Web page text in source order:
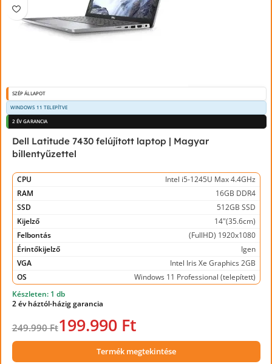
SZÉP ÁLLAPOT
WINDOWS 11 TELEPÍTVE
2 ÉV GARANCIA
Dell Latitude 7430 felújított laptop | Magyar
billentyűzettel
CPU
Intel i5-1245U Max 4.4GHz
RAM
16GB DDR4
SSD
512GB SSD
Kijelző
14"(35.6cm)
Felbontás
(FullHD) 1920x1080
Érintőkijelző
Igen
VGA
Intel Iris Xe Graphics 2GB
OS
Windows 11 Professional (telepített)
Készleten: 1 db
2 év háztól-házig garancia
249.990 Ft199.990 Ft
Termék megtekintése